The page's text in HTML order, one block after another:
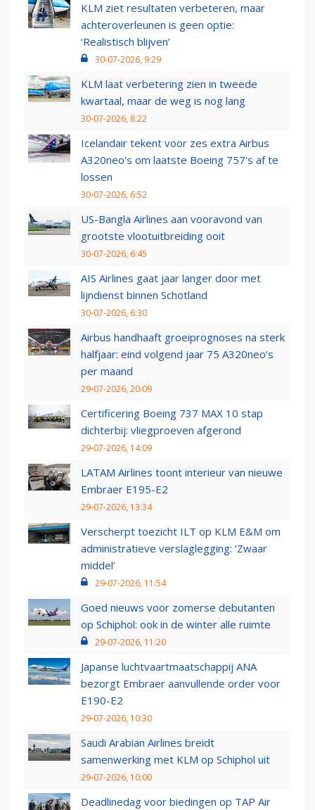
KLM ziet resultaten verbeteren, maar
achteroverleunen is geen optie:
‘Realistisch blijven’
30-07-2026, 9:29
KLM laat verbetering zien in tweede
kwartaal, maar de weg is nog lang
30-07-2026, 8:22
Icelandair tekent voor zes extra Airbus
A320neo's om laatste Boeing 757's af te
lossen
30-07-2026, 6:52
US-Bangla Airlines aan vooravond van
grootste vlootuitbreiding ooit
30-07-2026, 6:45
AIS Airlines gaat jaar langer door met
lijndienst binnen Schotland
30-07-2026, 6:30
Airbus handhaaft groeiprognoses na sterk
halfjaar: eind volgend jaar 75 A320neo’s
per maand
29-07-2026, 20:09
Certificering Boeing 737 MAX 10 stap
dichterbij: vliegproeven afgerond
29-07-2026, 14:09
LATAM Airlines toont interieur van nieuwe
Embraer E195-E2
29-07-2026, 13:34
Verscherpt toezicht ILT op KLM E&M om
administratieve verslaglegging: ‘Zwaar
middel’
29-07-2026, 11:54
Goed nieuws voor zomerse debutanten
op Schiphol: ook in de winter alle ruimte
29-07-2026, 11:20
Japanse luchtvaartmaatschappij ANA
bezorgt Embraer aanvullende order voor
E190-E2
29-07-2026, 10:30
Saudi Arabian Airlines breidt
samenwerking met KLM op Schiphol uit
29-07-2026, 10:00
Deadlinedag voor biedingen op TAP Air